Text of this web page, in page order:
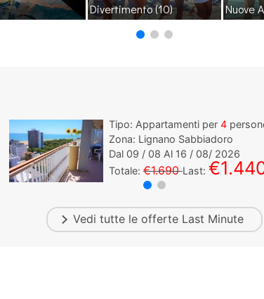
Divertimento(10) Nuove
Tipo: Appartamenti per 4
Zona: Lignano Sabbiadoro
Dal 09 / 08 Al 16 / 08/ 2026
Totale:€1.690Last:
Vedi tutte le offerte Last Minute